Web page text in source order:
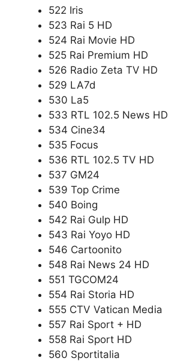
522 Iris
523 Rai 5 HD
524 Rai Movie HD
525 Rai Premium HD
526 Radio Zeta TV HD
529 LA7d
530 La5
533 RTL 102.5 News HD
534 Cine34
535 Focus
536 RTL 102.5 TV HD
537 GM24
539 Top Crime
540 Boing
542 Rai Gulp HD
543 Rai Yoyo HD
546 Cartoonito
548 Rai News 24 HD
551 TGCOM24
554 Rai Storia HD
555 CTV Vatican Media
557 Rai Sport + HD
558 Rai Sport HD
560 Sportitalia